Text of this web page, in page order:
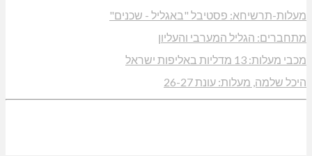
מעלות-תרשיחא: פסטיבל "באגליל - שכנים"
מתחברים: הגליל המערבי והעליון
מכבי מעלות: 13 מדליות באליפות ישראל
היכל שלמה, מעלות: עונת 26-27